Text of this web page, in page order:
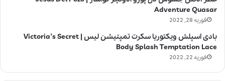
Adventure Quasar
فوریه 28, 2022
بادی اسپلش ویکتوریا سکرت تمپتیشن لیس | Victoria’s Secret
Body Splash Temptation Lace
فوریه 22, 2022